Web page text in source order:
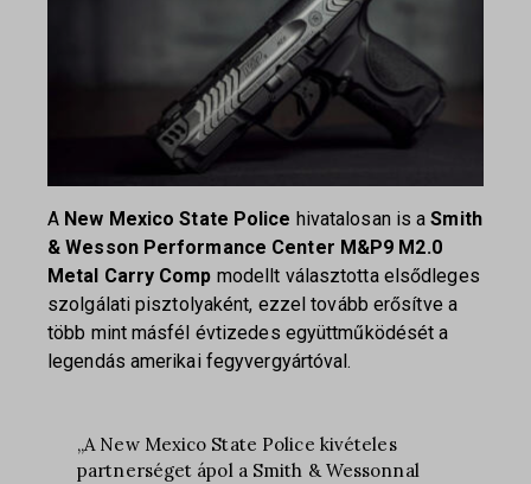
A New Mexico State Police hivatalosan is aSmith
& Wesson Performance Center M&P9 M2.0
Metal Carry Comp modellt választotta elsődleges
szolgálati pisztolyaként, ezzel tovább erősítve a
több mint másfél évtizedes együttműködését a
legendás amerikai fegyvergyártóval.
„A New Mexico State Police kivételes
partnerséget ápol a Smith & Wessonnal